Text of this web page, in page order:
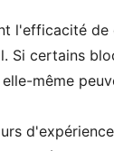
l'efficacité de
Si certains
même